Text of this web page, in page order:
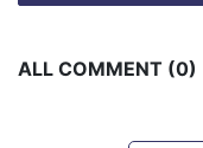
ALL COMMENT (0)